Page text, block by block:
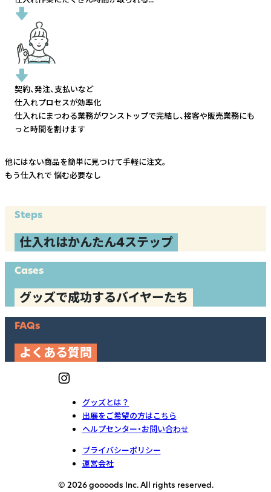
契約、発注、支払いなど
仕入れプロセスが効率化
仕入れにまつわる業務がワンストップで完結し、接客や販売業務にも
っと時間を割けます
他にはない商品を簡単に見つけて手軽に注文。
もう仕入れで 悩む必要なし
Steps
仕入れはかんたん4ステップ
Cases
グッズで成功するバイヤーたち
FAQs
よくある質問
グッズとは？
出展をご希望の方はこちら
ヘルプセンター・お問い合わせ
プライバシーポリシー
運営会社
© 2026 goooods Inc. All rights reserved.